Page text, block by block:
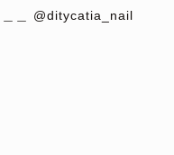
＿＿ @ditycatia_nail